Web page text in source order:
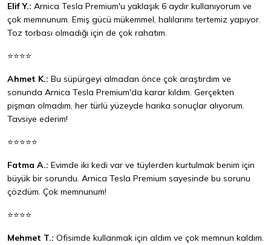
Elif Y.: Arnica Tesla Premium'u yaklaşık 6 aydır kullanıyorum ve
çok memnunum. Emiş gücü mükemmel, halılarımı tertemiz yapıyor.
Toz torbası olmadığı için de çok rahatım.
⭐⭐⭐⭐
Ahmet K.: Bu süpürgeyi almadan önce çok araştırdım ve
sonunda Arnica Tesla Premium'da karar kıldım. Gerçekten
pişman olmadım, her türlü yüzeyde harika sonuçlar alıyorum.
Tavsiye ederim!
⭐⭐⭐⭐⭐
Fatma A.: Evimde iki kedi var ve tüylerden kurtulmak benim için
büyük bir sorundu. Arnica Tesla Premium sayesinde bu sorunu
çözdüm. Çok memnunum!
⭐⭐⭐⭐
Mehmet T.: Ofisimde kullanmak için aldım ve çok memnun kaldım.